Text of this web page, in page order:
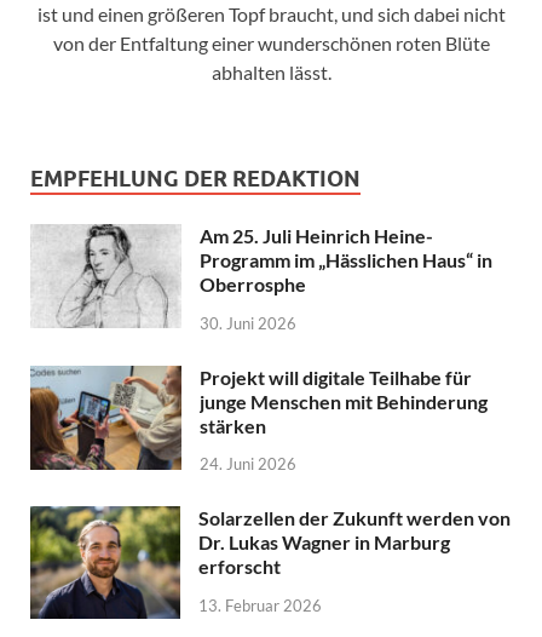
ist und einen größeren Topf braucht, und sich dabei nicht
von der Entfaltung einer wunderschönen roten Blüte
abhalten lässt.
EMPFEHLUNG DER REDAKTION
Am 25. Juli Heinrich Heine-
Programm im „Hässlichen Haus“ in
Oberrosphe
30. Juni 2026
Projekt will digitale Teilhabe für
junge Menschen mit Behinderung
stärken
24. Juni 2026
Solarzellen der Zukunft werden von
Dr. Lukas Wagner in Marburg
erforscht
13. Februar 2026